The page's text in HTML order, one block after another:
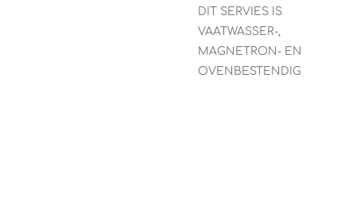
DIT SERVIES IS
VAATWASSER-,
MAGNETRON- EN
OVENBESTENDIG